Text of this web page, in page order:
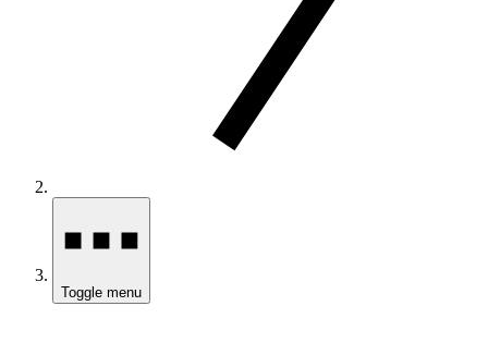
Toggle menu